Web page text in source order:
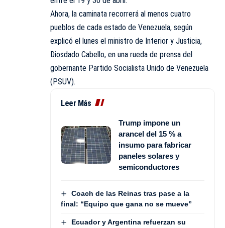
Ahora, la caminata recorrerá al menos cuatro
pueblos de cada estado de Venezuela, según
explicó el lunes el ministro de Interior y Justicia,
Diosdado Cabello, en una rueda de prensa del
gobernante Partido Socialista Unido de Venezuela
(PSUV).
Leer Más
Trump impone un
arancel del 15 % a
insumo para fabricar
paneles solares y
semiconductores
Coach de las Reinas tras pase a la
final: “Equipo que gana no se mueve”
Ecuador y Argentina refuerzan su